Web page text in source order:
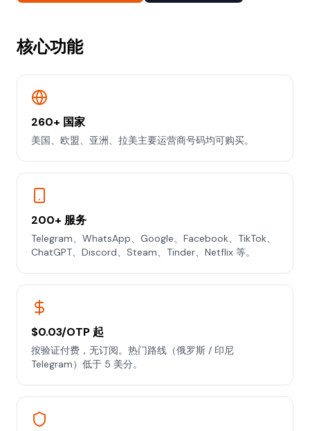
核心功能
260+ 国家
美国、欧盟、亚洲、拉美主要运营商号码均可购买。
200+ 服务
Telegram、WhatsApp、Google、Facebook、TikTok、
ChatGPT、Discord、Steam、Tinder、Netflix 等。
$0.03/OTP 起
按验证付费，无订阅。热门路线（俄罗斯 / 印尼
Telegram）低于 5 美分。